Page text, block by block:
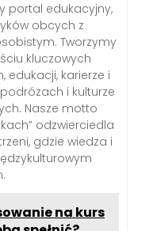
portal edukacyjny,
obcych z
Tworzymy
kluczowych
edukacji, karierze i
i kulturze
Nasze motto
odzwierciedla
gdzie wiedza i
na kurs